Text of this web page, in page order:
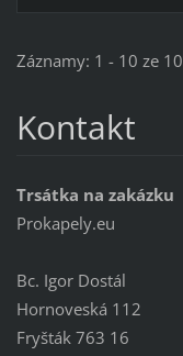
Záznamy: 1 - 10 ze 10
Kontakt
Trsátka na zakázku
Prokapely.eu
Bc. Igor Dostál
Hornoveská 112
Fryšták 763 16